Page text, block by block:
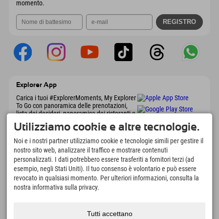
momento.
Explorer App
Carica i tuoi #ExplorerMoments, My Explorer
To Go con panoramica delle prenotazioni,
lista dei desideri, panoramica dei ristoranti e
molto altro. Scaricalo subito!
È tempo di momenti da esploratore
166
Laghi di montagna e piscine
avventura
4.634km
Piste per lo sci e lo
snowboard
8.991km
Utilizziamo cookie e altre tecnologie.
Noi e i nostri partner utilizziamo cookie e tecnologie simili per gestire il
nostro sito web, analizzare il traffico e mostrare contenuti
personalizzati. I dati potrebbero essere trasferiti a fornitori terzi (ad
esempio, negli Stati Uniti). Il tuo consenso è volontario e può essere
revocato in qualsiasi momento. Per ulteriori informazioni, consulta la
nostra informativa sulla privacy.
Tutti accettano